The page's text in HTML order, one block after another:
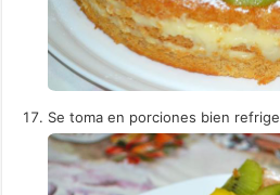
Se toma en porciones bien